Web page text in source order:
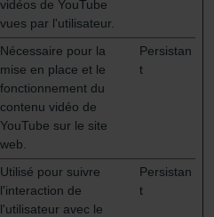
vidéos de YouTube
vues par l'utilisateur.
Nécessaire pour la
mise en place et le
fonctionnement du
contenu vidéo de
YouTube sur le site
web.
Persistan
t
Utilisé pour suivre
l'interaction de
l'utilisateur avec le
Persistan
t